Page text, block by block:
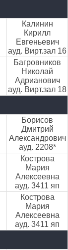
Калинин
Кирилл
Евгеньевич
ауд. Вирт.зал 16
Багровников
Николай
Адрианович
ауд. Вирт.зал 18
Борисов
Дмитрий
Александрович
ауд. 2208*
Кострова
Мария
Алексеевна
ауд. 3411 яп
Кострова
Мария
Алексеевна
ауд. 3411 яп